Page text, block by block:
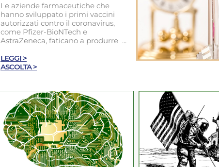
Le aziende farmaceutiche che
hanno sviluppato i primi vaccini
autorizzati contro il coronavirus,
come Pfizer-BioNTech e
AstraZeneca, faticano a produrre ...
LEGGI >
ASCOLTA >